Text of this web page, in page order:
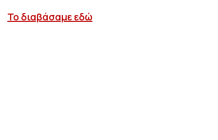
Το διαβάσαμε εδώ